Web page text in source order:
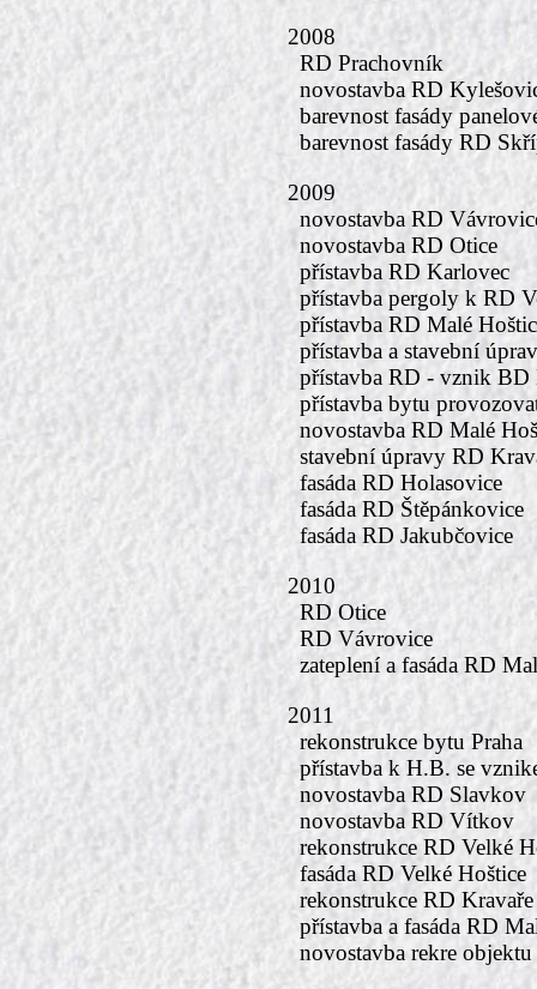
2008
RD Prachovník
novostavba RD
barevnost fasády
barevnost fasády RD
2009
novostavba RD
novostavba RD Otice
přístavba RD Karlovec
přístavba pergoly k RD
přístavba RD Malé
přístavba a stavební
přístavba RD - vznik BD
přístavba bytu
novostavba RD Malé
stavební úpravy RD
fasáda RD Holasovice
fasáda RD Štěpánkovice
fasáda RD Jakubčovice
2010
RD Otice
RD Vávrovice
zateplení a fasáda RD
2011
rekonstrukce bytu Praha
přístavba k H.B. se
novostavba RD Slavkov
novostavba RD Vítkov
rekonstrukce RD Velké
fasáda RD Velké Hoštice
rekonstrukce RD
přístavba a fasáda RD
novostavba rekre